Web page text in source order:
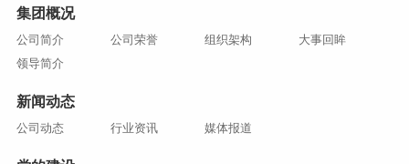
集团概况
公司简介 公司荣誉 组织架构
大事回眸
领导简介
新闻动态
公司动态 行业资讯 媒体报道